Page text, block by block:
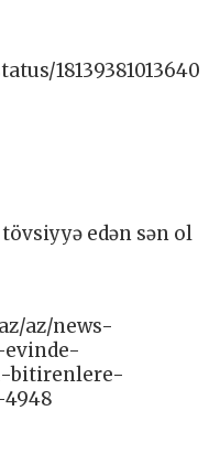
18139381013640
edən sən ol
az/news-
evinde-
bitirenlere-